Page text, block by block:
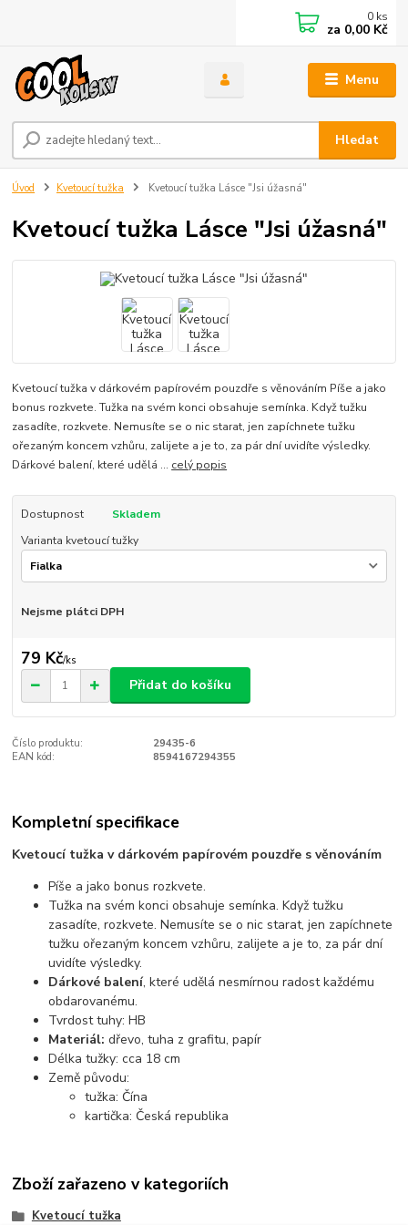
Menu
Hledat
0 ks
za 0,00 Kč
Úvod Kvetoucí tužka Kvetoucí tužka Lásce "Jsi úžasná"
Kvetoucí tužka Lásce "Jsi úžasná"
Kvetoucí tužka v dárkovém papírovém pouzdře s věnováním Píše a jako
bonus rozkvete. Tužka na svém konci obsahuje semínka. Když tužku
zasadíte, rozkvete. Nemusíte se o nic starat, jen zapíchnete tužku
ořezaným koncem vzhůru, zalijete a je to, za pár dní uvidíte výsledky.
Dárkové balení, které udělá ... celý popis
Dostupnost
Skladem
Varianta kvetoucí tužky
Nejsme plátci DPH
79 Kč/ks
Přidat do košíku
Číslo produktu:
29435-6
EAN kód:
8594167294355
Kompletní specifikace
Kvetoucí tužka v dárkovém papírovém pouzdře s věnováním
Píše a jako bonus rozkvete.
Tužka na svém konci obsahuje semínka. Když tužku
zasadíte, rozkvete. Nemusíte se o nic starat, jen zapíchnete
tužku ořezaným koncem vzhůru, zalijete a je to, za pár dní
uvidíte výsledky.
Dárkové balení, které udělá nesmírnou radost každému
obdarovanému.
Tvrdost tuhy: HB
Materiál: dřevo, tuha z grafitu, papír
Délka tužky: cca 18 cm
Země původu:
tužka: Čína
kartička: Česká republika
Zboží zařazeno v kategoriích
Kvetoucí tužka